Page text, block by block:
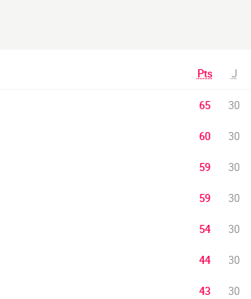
Pts J
65 30
60 30
59 30
59 30
54 30
44 30
43 30